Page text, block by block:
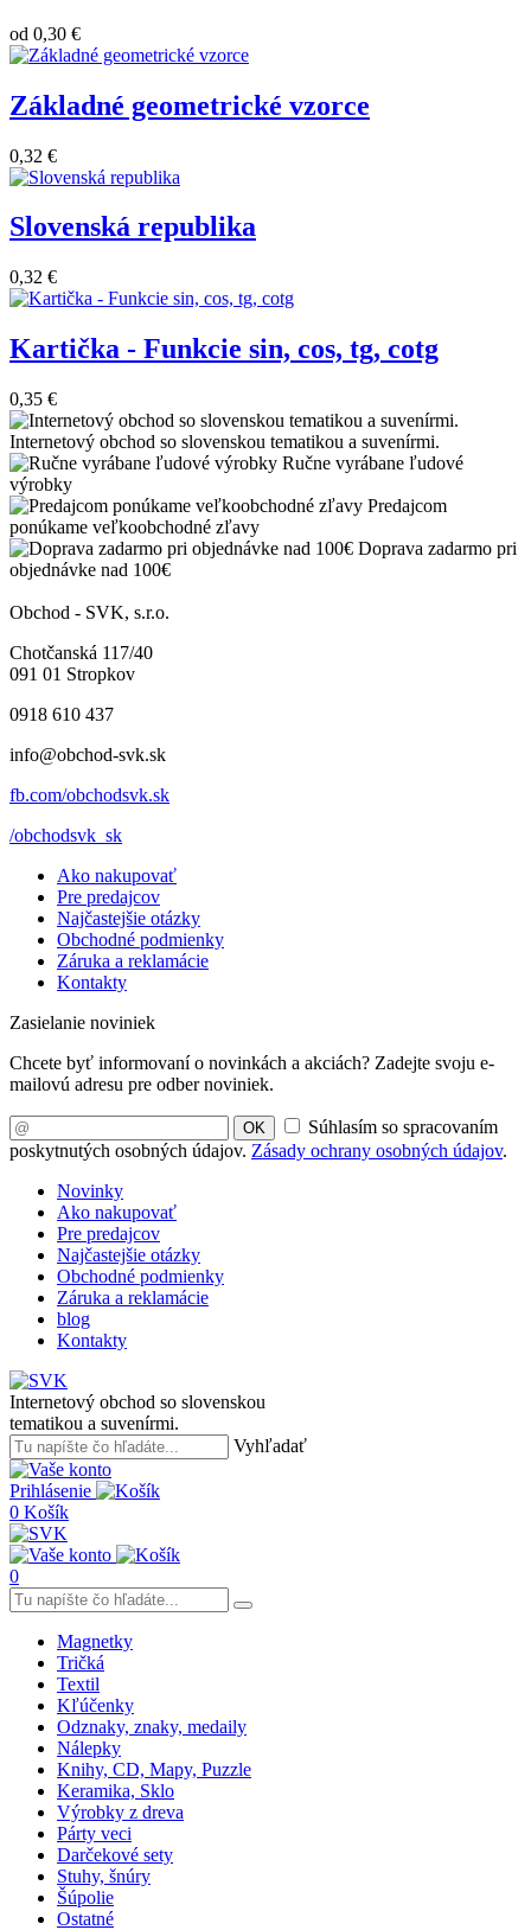
od 0,30 €
Základné geometrické vzorce
0,32 €
Slovenská republika
0,32 €
Kartička - Funkcie sin, cos, tg, cotg
0,35 €
Internetový obchod so slovenskou tematikou a suvenírmi.
Ručne vyrábane ľudové
výrobky
Predajcom
ponúkame veľkoobchodné zľavy
Doprava zadarmo pri
objednávke nad 100€
Obchod - SVK, s.r.o.
Chotčanská 117/40
091 01 Stropkov
0918 610 437
info@obchod-svk.sk
fb.com/obchodsvk.sk
/obchodsvk_sk
Ako nakupovať
Pre predajcov
Najčastejšie otázky
Obchodné podmienky
Záruka a reklamácie
Kontakty
Zasielanie noviniek
Chcete byť informovaní o novinkách a akciách? Zadejte svoju e-
mailovú adresu pre odber noviniek.
OK
Súhlasím so spracovaním
poskytnutých osobných údajov. Zásady ochrany osobných údajov.
Novinky
Ako nakupovať
Pre predajcov
Najčastejšie otázky
Obchodné podmienky
Záruka a reklamácie
blog
Kontakty
Internetový obchod so slovenskou
tematikou a suvenírmi.
Vyhľadať
Prihlásenie
0 Košík
0
Magnetky
Tričká
Textil
Kľúčenky
Odznaky, znaky, medaily
Nálepky
Knihy, CD, Mapy, Puzzle
Keramika, Sklo
Výrobky z dreva
Párty veci
Darčekové sety
Stuhy, šnúry
Šúpolie
Ostatné